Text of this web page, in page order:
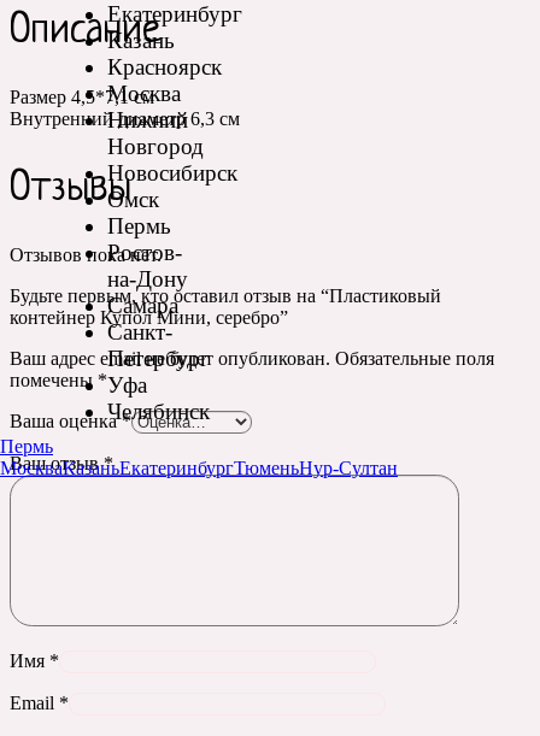
Екатеринбург
Казань
Красноярск
Москва
Нижний
Новгород
Новосибирск
Омск
Пермь
Ростов-
на-Дону
Самара
Санкт-
Петербург
Уфа
Челябинск
Пермь
МоскваКазаньЕкатеринбургТюменьНур-Султан
Описание
Размер 4,5*7,1 см
Внутренний диаметр 6,3 см
Отзывы
Отзывов пока нет.
Будьте первым, кто оставил отзыв на “Пластиковый
контейнер Купол Мини, серебро”
Ваш адрес email не будет опубликован. Обязательные поля
помечены *
Ваша оценка*
Ваш отзыв*
Имя *
Email *